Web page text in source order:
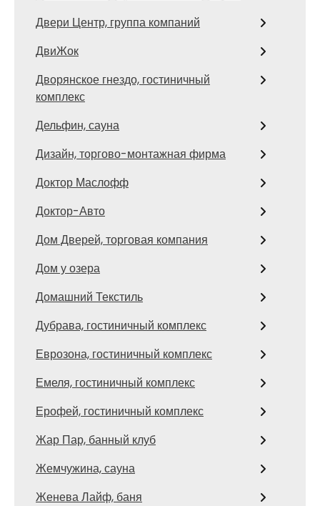
Двери Центр, группа компаний
ДвиЖок
Дворянское гнездо, гостиничный
комплекс
Дельфин, сауна
Дизайн, торгово-монтажная фирма
Доктор Маслофф
Доктор-Авто
Дом Дверей, торговая компания
Дом у озера
Домашний Текстиль
Дубрава, гостиничный комплекс
Еврозона, гостиничный комплекс
Емеля, гостиничный комплекс
Ерофей, гостиничный комплекс
Жар Пар, банный клуб
Жемчужина, сауна
Женева Лайф, баня